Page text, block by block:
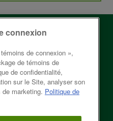
1-877-
connexion
de connexion »,
de témoins de
de confidentialité,
sur le Site, analyser son
marketing. Politique de